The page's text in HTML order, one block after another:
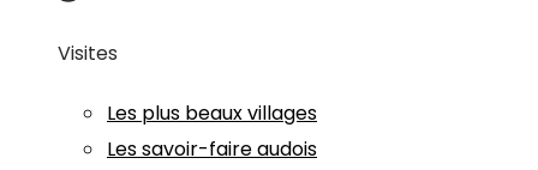
Visites
Les plus beaux villages
Les savoir-faire audois